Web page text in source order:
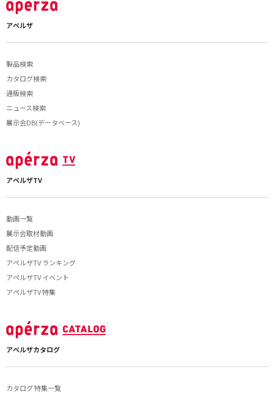
アペルザ
製品検索
カタログ検索
通販検索
ニュース検索
展示会DB(データベース)
アペルザTV
動画一覧
展示会取材動画
配信予定動画
アペルザTV ランキング
アペルザTV イベント
アペルザTV 特集
アペルザカタログ
カタログ 特集一覧